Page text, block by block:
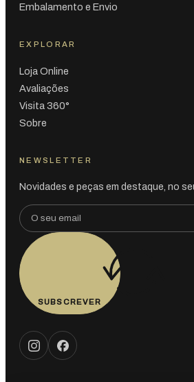
Embalamento e Envio
EXPLORAR
Loja Online
Avaliações
Visita 360°
Sobre
NEWSLETTER
Novidades e peças em destaque, no
SUBSCREVER